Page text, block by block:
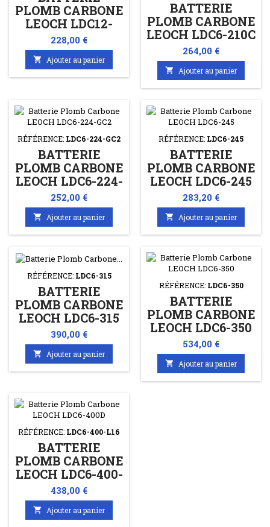
PLOMB CARBONE
LEOCH LDC12-
90C 12V 90AHC20
- 77AHC5
Prix
228,00 €
 Ajouter au panier
BATTERIE
PLOMB CARBONE
LEOCH LDC6-210C
6V 210AHC20 -
157AHC5
Prix
264,00 €
 Ajouter au panier
RÉFÉRENCE: LDC6-224-GC2
BATTERIE
PLOMB CARBONE
LEOCH LDC6-224-
GC2 6V
224AHC20 -
192AHC5
Prix
252,00 €
 Ajouter au panier
RÉFÉRENCE: LDC6-245
BATTERIE
PLOMB CARBONE
LEOCH LDC6-245
6V 245AHC20 -
210AHC5
Prix
283,20 €
 Ajouter au panier
RÉFÉRENCE: LDC6-315
BATTERIE
PLOMB CARBONE
LEOCH LDC6-315
6V 350AHC20 -
305AHC5
Prix
390,00 €
 Ajouter au panier
RÉFÉRENCE: LDC6-350
BATTERIE
PLOMB CARBONE
LEOCH LDC6-350
6V 350AHC20 -
305AHC5
Prix
534,00 €
 Ajouter au panier
RÉFÉRENCE: LDC6-400-L16
BATTERIE
PLOMB CARBONE
LEOCH LDC6-400-
L16 6V 400AHC20
- 342AHC5
Prix
438,00 €
 Ajouter au panier